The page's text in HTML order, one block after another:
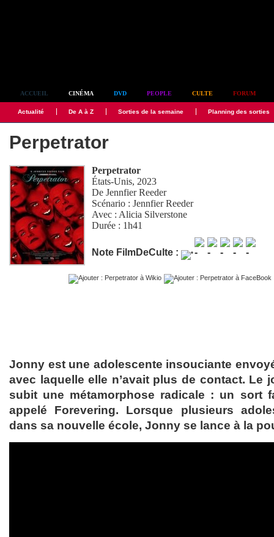
ACCUEIL CINÉMA DVD PEOPLE CULTE FORUM
Actualité De A à Z Sorties de la semaine Planning des sorties
Perpetrator
Perpetrator
États-Unis, 2023
DeJennfier Reeder
Scénario :Jennfier Reeder
Avec : Alicia Silverstone
Durée : 1h41
Note FilmDeCulte :
Jonny est une adolescente insouciante
avec laquelle elle n’avait plus de contact. Le
subit une métamorphose radicale : un sort
appelé Forevering. Lorsque plusieurs
dans sa nouvelle école, Jonny se lance à la